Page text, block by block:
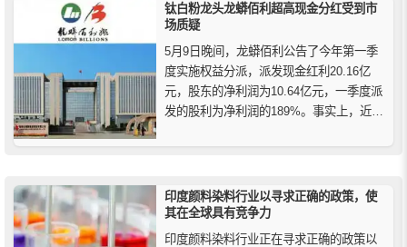
钛白粉龙头龙蟒佰利超高现金分红受到市
场质疑
5月9日晚间，龙蟒佰利公告了今年第一季
度实施权益分派，派发现金红利20.16亿
元，股东的净利润为10.64亿元，一季度派
发的股利为净利润的189%。事实上，近年
印度颜料染料行业以寻求正确的政策，使
其在全球具有竞争力
印度颜料染料行业正在寻求正确的政策以